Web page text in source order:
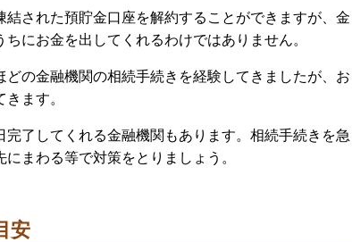
された預貯金口座を解約することができますが、金
にお金を出してくれるわけではありません。
の金融機関の相続手続きを経験してきましたが、お
ます。
了してくれる金融機関もあります。相続手続きを急
まわる等で対策をとりましょう。
安